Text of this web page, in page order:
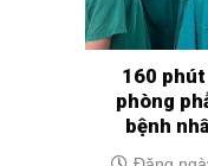
160
phòng
bệnh